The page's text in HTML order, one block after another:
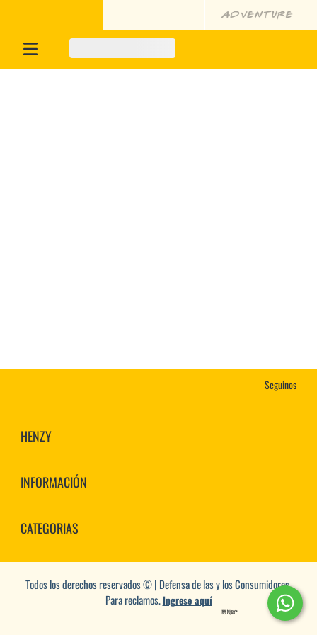
Seguinos
HENZY
INFORMACIÓN
CATEGORIAS
Todos los derechos reservados © | Defensa de las y los Consumidores.
Para reclamos.Ingrese aquí